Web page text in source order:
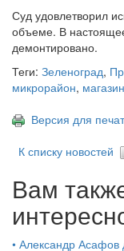
Суд удовлетворил
объеме. В
демонтировано.
Теги: Зеленоград,
микрорайон,
Версия для
К списку новостей
Вам
• Александр Асафов